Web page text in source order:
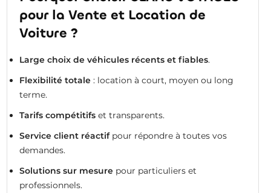
pour la Vente et Location de
Voiture ?
Large choix de véhicules récents et fiables.
Flexibilité totale: location à court, moyen ou long
terme.
Tarifs compétitifset transparents.
Service client réactifpour répondre à toutes vos
demandes.
Solutions sur mesurepour particuliers et
professionnels.